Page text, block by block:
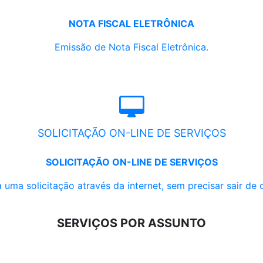
NOTA FISCAL ELETRÔNICA
Emissão de Nota Fiscal Eletrônica.
SOLICITAÇÃO ON-LINE DE SERVIÇOS
SOLICITAÇÃO ON-LINE DE SERVIÇOS
uma solicitação através da internet, sem precisar sair de
SERVIÇOS POR ASSUNTO